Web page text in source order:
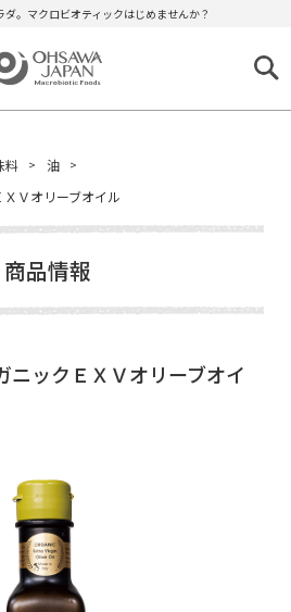
。マクロビオティックはじめませんか？
料
油
Ｖオリーブオイル
商品情報
ニックＥＸＶオリーブオイ